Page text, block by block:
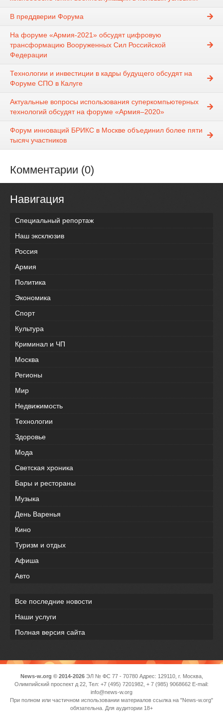
В преддверии Форума
На форуме «Армия-2021» обсудят цифровую
трансформацию Вооруженных Сил Российской
Федерации
Технологии и инвестиции в кадры будущего обсудят на
Форуме СПО в Калуге
Актуальные вопросы использования суперкомпьютерных
технологий обсудят на форуме «Армия–2020»
Форум инноваций БРИКС в Москве объединил более пяти
тысяч участников
Комментарии (0)
Навигация
Специальный репортаж
Наш эксклюзив
Россия
Армия
Политика
Экономика
Спорт
Культура
Криминал и ЧП
Москва
Регионы
Мир
Недвижимость
Технологии
Здоровье
Мода
Светская хроника
Бары и рестораны
Музыка
День Варенья
Кино
Туризм и отдых
Афиша
Авто
Все последние новости
Наши услуги
Полная версия сайта
News-w.org © 2014-2026ЭЛ № ФС 77 - 70780 Адрес: 129110, г. Москва,
Олимпийский проспект д 22, Тел: +7 (495) 7201982, + 7 (985) 9068662 E-mail:
info@news-w.org
При полном или частичном использовании материалов ссылка на "News-w.org"
обязательна. Для аудитории 18+